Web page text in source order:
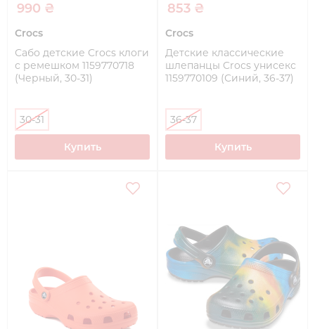
990 ₴
Crocs
Сабо детские Crocs клоги
с ремешком 1159770718
(Черный, 30-31)
30-31
Купить
853 ₴
Crocs
Детские классические
шлепанцы Crocs унисекс
1159770109 (Синий, 36-37)
36-37
Купить